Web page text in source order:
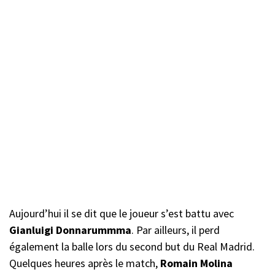
Aujourd’hui il se dit que le joueur s’est battu avec
Gianluigi Donnarummma. Par ailleurs, il perd
également la balle lors du second but du Real Madrid.
Quelques heures après le match, Romain Molina